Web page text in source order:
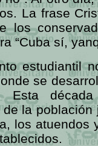
La frase
los
“Cuba sí,
estudiantil
se
Esta
la
los atuendos